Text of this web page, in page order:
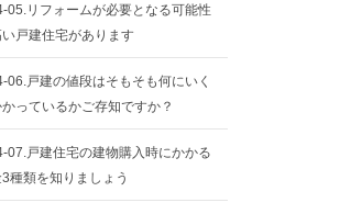
05.リフォームが必要となる可能性
戸建住宅があります
06.戸建の値段はそもそも何にいく
かっているかご存知ですか？
07.戸建住宅の建物購入時にかかる
種類を知りましょう